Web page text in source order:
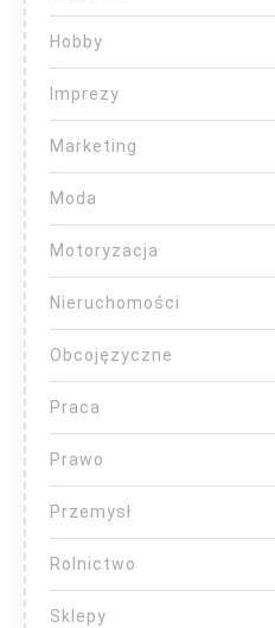
Hobby
Imprezy
Marketing
Moda
Motoryzacja
Nieruchomości
Obcojęzyczne
Praca
Prawo
Przemysł
Rolnictwo
Sklepy